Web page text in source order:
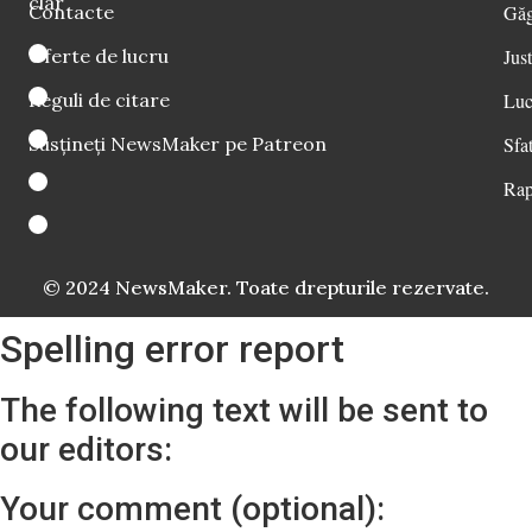
Contacte
Oferte de lucru
Reguli de citare
Susțineți NewsMaker pe Patreon
© 2024 NewsMaker. Toate drepturile rezervate.
Spelling error report
The following text will be sent to
our editors:
Your comment (optional):